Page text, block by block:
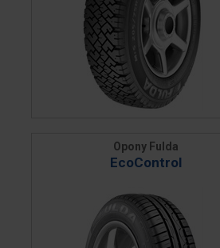
Opony Fulda
EcoControl